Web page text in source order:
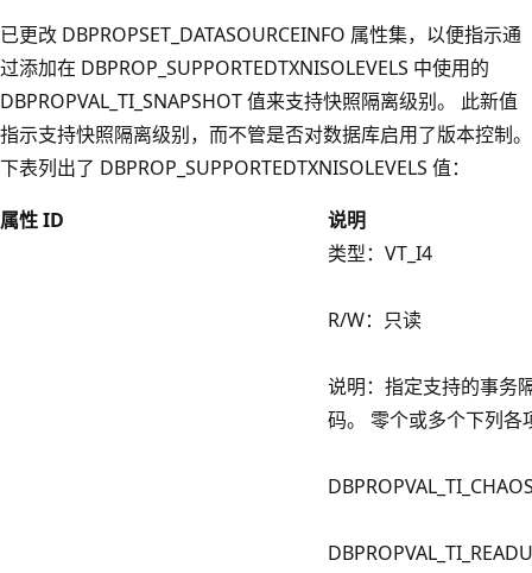
已更改 DBPROPSET_DATASOURCEINFO 属性集，以便指示通
过添加在 DBPROP_SUPPORTEDTXNISOLEVELS 中使用的
DBPROPVAL_TI_SNAPSHOT 值来支持快照隔离级别。 此新值
指示支持快照隔离级别，而不管是否对数据库启用了版本控制。
下表列出了 DBPROP_SUPPORTEDTXNISOLEVELS 值：
属性 ID
说明
类型：VT_I4
R/W：只读
说明：指定支持的事务
码。 零个或多个下列各